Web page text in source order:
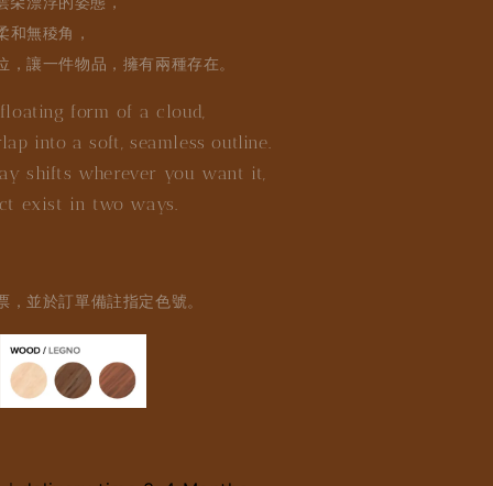
和無稜角，
，讓一件物品，擁有兩種存在。
form of a cloud,
into a soft, seamless outline.
shifts wherever you want it,
exist in two ways.
，並於訂單備註指定色號。